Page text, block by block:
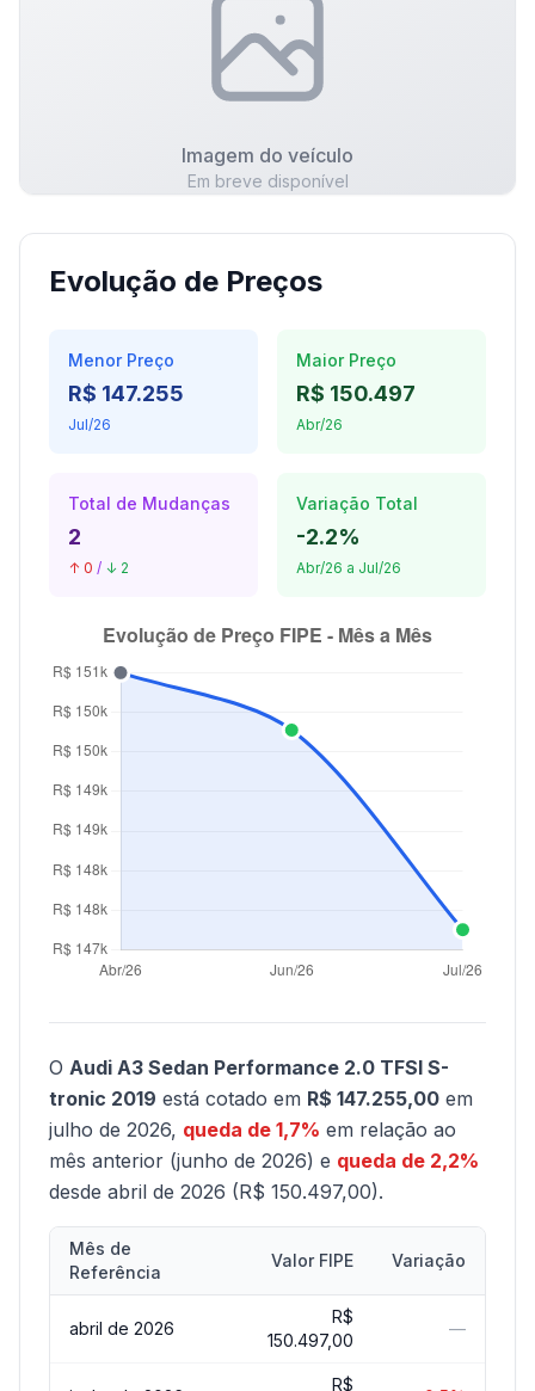
Imagem do veículo
Em breve disponível
Evolução de Preços
Menor Preço
R$ 147.255
Jul/26
Maior Preço
R$ 150.497
Abr/26
Total de Mudanças
2
↑ 0 / ↓ 2
Variação Total
-2.2%
Abr/26 a Jul/26
O Audi A3 Sedan Performance 2.0 TFSI S-
tronic 2019 está cotado em R$ 147.255,00 em
julho de 2026, queda de 1,7% em relação ao
mês anterior (junho de 2026) e queda de 2,2%
desde abril de 2026 (R$ 150.497,00).
Mês de
Referência
Valor FIPE Variação
abril de 2026
R$
150.497,00
—
R$